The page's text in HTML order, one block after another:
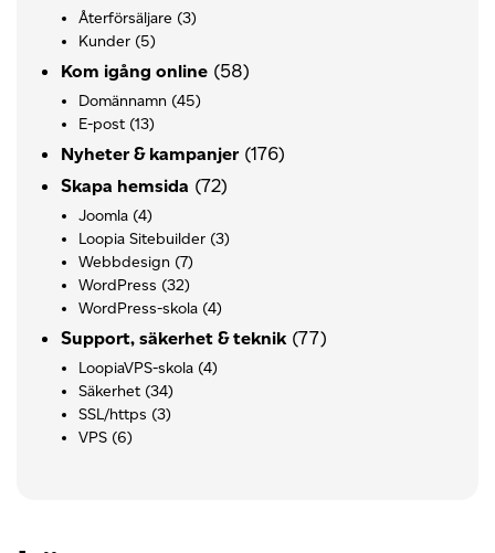
Återförsäljare (3)
Kunder (5)
Kom igång online (58)
Domännamn (45)
E-post (13)
Nyheter & kampanjer (176)
Skapa hemsida (72)
Joomla (4)
Loopia Sitebuilder (3)
Webbdesign (7)
WordPress (32)
WordPress-skola (4)
Support, säkerhet & teknik (77)
LoopiaVPS-skola (4)
Säkerhet (34)
SSL/https (3)
VPS (6)